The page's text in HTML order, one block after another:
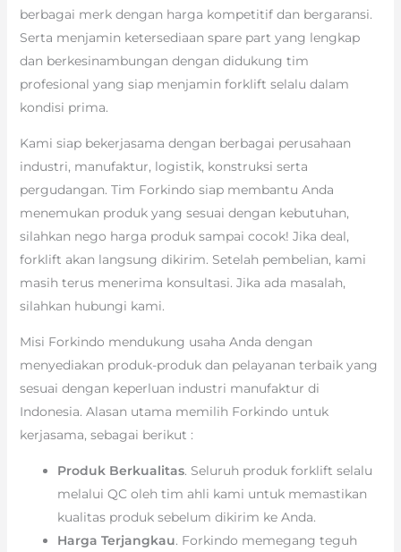
berbagai merk dengan harga kompetitif dan bergaransi.
Serta menjamin ketersediaan spare part yang lengkap
dan berkesinambungan dengan didukung tim
profesional yang siap menjamin forklift selalu dalam
kondisi prima.
Kami siap bekerjasama dengan berbagai perusahaan
industri, manufaktur, logistik, konstruksi serta
pergudangan. Tim Forkindo siap membantu Anda
menemukan produk yang sesuai dengan kebutuhan,
silahkan nego harga produk sampai cocok! Jika deal,
forklift akan langsung dikirim. Setelah pembelian, kami
masih terus menerima konsultasi. Jika ada masalah,
silahkan hubungi kami.
Misi Forkindo mendukung usaha Anda dengan
menyediakan produk-produk dan pelayanan terbaik yang
sesuai dengan keperluan industri manufaktur di
Indonesia. Alasan utama memilih Forkindo untuk
kerjasama, sebagai berikut :
Produk Berkualitas. Seluruh produk forklift selalu
melalui QC oleh tim ahli kami untuk memastikan
kualitas produk sebelum dikirim ke Anda.
Harga Terjangkau. Forkindo memegang teguh